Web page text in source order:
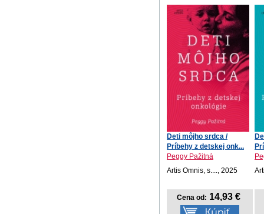
Deti môjho srdca /
Príbehy z detskej onk...
Peggy Pažitná
Artis Omnis, s...., 2025
Cena od: 14,93 €